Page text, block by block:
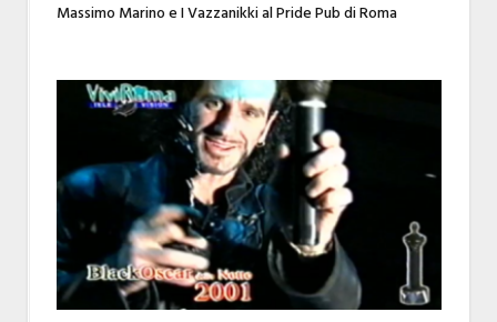
Massimo Marino e I Vazzanikki al Pride Pub di Roma